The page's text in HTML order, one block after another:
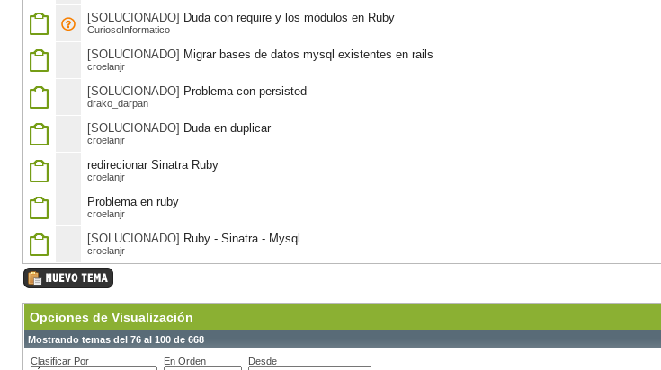
[SOLUCIONADO] Duda con require y los módulos en Ruby
CuriosoInformatico
[SOLUCIONADO] Migrar bases de datos mysql existentes en rails
croelanjr
[SOLUCIONADO] Problema con persisted
drako_darpan
[SOLUCIONADO] Duda en duplicar
croelanjr
redirecionar Sinatra Ruby
croelanjr
Problema en ruby
croelanjr
[SOLUCIONADO] Ruby - Sinatra - Mysql
croelanjr
Opciones de Visualización
Mostrando temas del 76 al 100 de 668
Clasificar Por
En Orden Desde